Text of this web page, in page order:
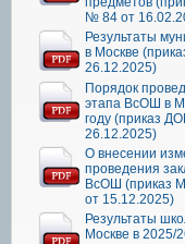
№ 84 от
Результаты
в Москве
26.12.2025)
Порядок
этапа ВсОШ в
году (приказ
26.12.2025)
О внесении
проведения
ВсОШ (приказ
от 15.12.2025)
Результаты
Москве в 2025/